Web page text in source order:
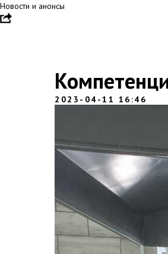
Новости и анонсы
2023-04-11 16:46